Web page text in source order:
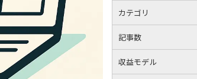
カテゴリ
記事数
収益モデル